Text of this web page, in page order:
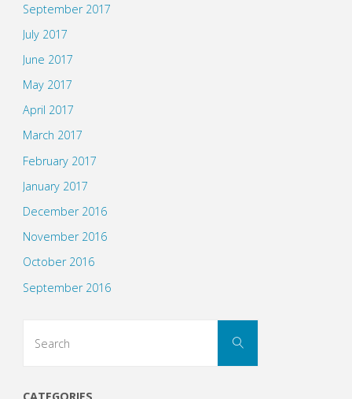
September 2017
July 2017
June 2017
May 2017
April 2017
March 2017
February 2017
January 2017
December 2016
November 2016
October 2016
September 2016
Search
CATEGORIES